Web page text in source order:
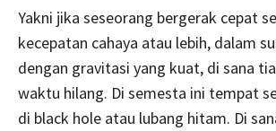
Yakni jika seseorang bergerak cepat
kecepatan cahaya atau lebih, dalam
dengan gravitasi yang kuat, di sana
waktu hilang. Di semesta ini tempat
di black hole atau lubang hitam. Di